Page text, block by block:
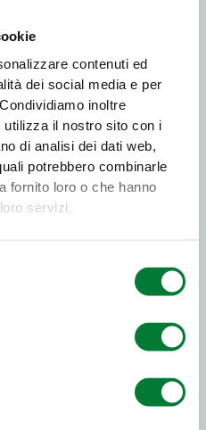
contenuti ed
dei social media e per
inoltre
il nostro sito con i
di analisi dei dati web,
potrebbero combinarle
fornito loro o che hanno
servizi.
nell'analisi delle